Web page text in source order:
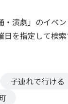
演劇」のイベ
を指定して検索
子連れで行ける